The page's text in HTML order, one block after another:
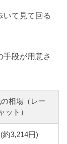
いて見て回る
段が用意さ
相場（レー
ット）
約3,214円)